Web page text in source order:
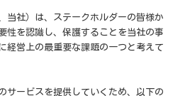
当社）は、ステークホルダーの皆様か
性を認識し、保護することを当社の事
経営上の最重要な課題の一つと考えて
サービスを提供していくため、以下の